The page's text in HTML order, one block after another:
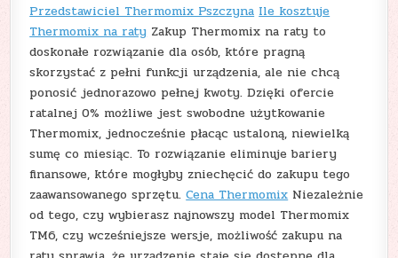
Przedstawiciel Thermomix Pszczyna Ile kosztuje
Thermomix na raty Zakup Thermomix na raty to
doskonałe rozwiązanie dla osób, które pragną
skorzystać z pełni funkcji urządzenia, ale nie chcą
ponosić jednorazowo pełnej kwoty. Dzięki ofercie
ratalnej 0% możliwe jest swobodne użytkowanie
Thermomix, jednocześnie płacąc ustaloną, niewielką
sumę co miesiąc. To rozwiązanie eliminuje bariery
finansowe, które mogłyby zniechęcić do zakupu tego
zaawansowanego sprzętu.Cena Thermomix Niezależnie
od tego, czy wybierasz najnowszy model Thermomix
TM6, czy wcześniejsze wersje, możliwość zakupu na